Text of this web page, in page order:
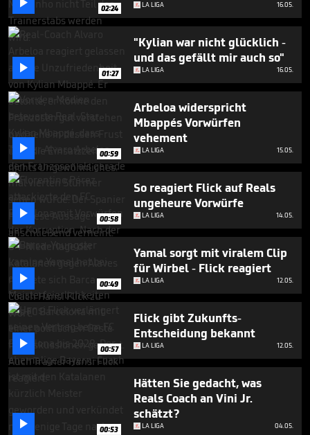
seconds
02:24 LA LIGA 16.05.
 01:27
"Kylian war nicht glücklich -
und das gefällt mir auch so"
LA LIGA 16.05.
 00:59
Arbeloa widerspricht
Mbappés Vorwürfen
vehement
LA LIGA 15.05.
 00:58
So reagiert Flick auf Reals
ungeheure Vorwürfe
LA LIGA 14.05.
 00:49
Yamal sorgt mit viralem Clip
für Wirbel - Flick reagiert
LA LIGA 12.05.
 00:57
Flick gibt Zukunfts-
Entscheidung bekannt
LA LIGA 12.05.
 00:53
Hätten Sie gedacht, was
Reals Coach an Vini Jr.
schätzt?
LA LIGA 04.05.